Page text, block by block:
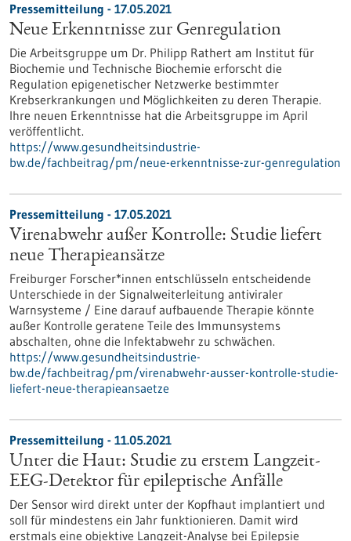
Pressemitteilung - 17.05.2021
Neue Erkenntnisse zur Genregulation
Die Arbeitsgruppe um Dr. Philipp Rathert am Institut für
Biochemie und Technische Biochemie erforscht die
Regulation epigenetischer Netzwerke bestimmter
Krebserkrankungen und Möglichkeiten zu deren Therapie.
Ihre neuen Erkenntnisse hat die Arbeitsgruppe im April
veröffentlicht.
https://www.gesundheitsindustrie-
bw.de/fachbeitrag/pm/neue-erkenntnisse-zur-genregulation
Pressemitteilung - 17.05.2021
Virenabwehr außer Kontrolle: Studie liefert
neue Therapieansätze
Freiburger Forscher*innen entschlüsseln entscheidende
Unterschiede in der Signalweiterleitung antiviraler
Warnsysteme / Eine darauf aufbauende Therapie könnte
außer Kontrolle geratene Teile des Immunsystems
abschalten, ohne die Infektabwehr zu schwächen.
https://www.gesundheitsindustrie-
bw.de/fachbeitrag/pm/virenabwehr-ausser-kontrolle-studie-
liefert-neue-therapieansaetze
Pressemitteilung - 11.05.2021
Unter die Haut: Studie zu erstem Langzeit-
EEG-Detektor für epileptische Anfälle
Der Sensor wird direkt unter der Kopfhaut implantiert und
soll für mindestens ein Jahr funktionieren. Damit wird
erstmals eine objektive Langzeit-Analyse bei Epilepsie